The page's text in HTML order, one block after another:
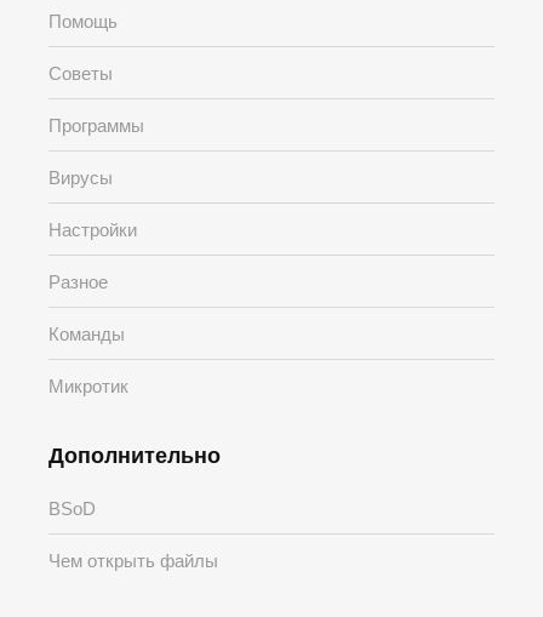
Помощь
Советы
Программы
Вирусы
Настройки
Разное
Команды
Микротик
Дополнительно
BSoD
Чем открыть файлы